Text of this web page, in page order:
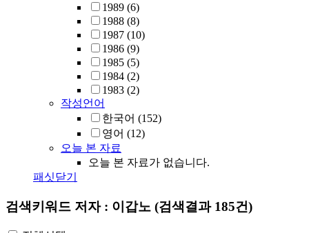
1989 (6)
1988 (8)
1987 (10)
1986 (9)
1985 (5)
1984 (2)
1983 (2)
작성언어
한국어 (152)
영어 (12)
오늘 본 자료
오늘 본 자료가 없습니다.
패싯닫기
검색키워드 저자 : 이갑노 (검색결과 185건)